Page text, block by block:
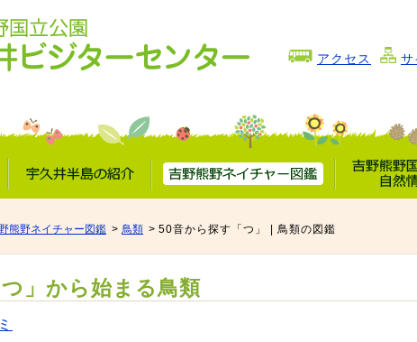
アクセス サ
熊野ネイチャー図鑑 鳥類 50音から探す「つ」 | 鳥類の図鑑
つ」から始まる鳥類